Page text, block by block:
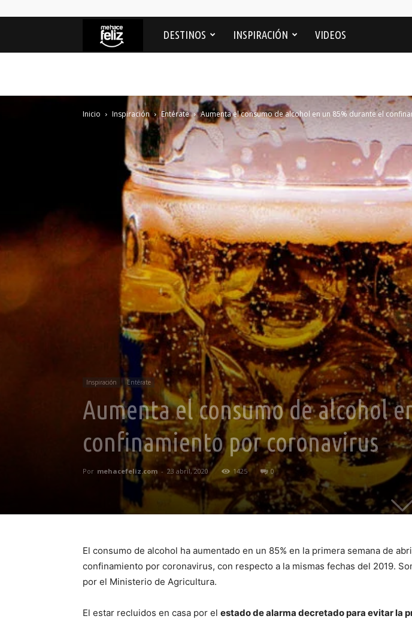
Me
feliz
DESTINOS INSPIRACIÓN VIDEOS
Inicio Inspiración Entérate Aumenta el consumo de alcohol en un 85% durante el
Inspiración Entérate
Aumenta el consumo de alcohol
confinamiento por coronavirus
Por mehacefeliz.com - 23 abril, 2020 1425 0
El consumo de alcohol ha aumentado en un 85% en la primera semana de
confinamiento por coronavirus, con respecto a la mismas fechas del 2019.
por el Ministerio de Agricultura.
El estar recluidos en casa por el estado de alarma decretado para evitar la